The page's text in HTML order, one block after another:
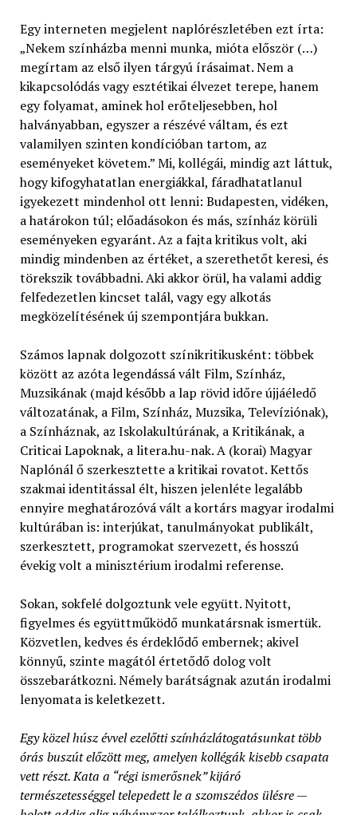
Egy interneten megjelent naplórészletében ezt írta:
„Nekem színházba menni munka, mióta először (…)
megírtam az első ilyen tárgyú írásaimat. Nem a
kikapcsolódás vagy esztétikai élvezet terepe, hanem
egy folyamat, aminek hol erőteljesebben, hol
halványabban, egyszer a részévé váltam, és ezt
valamilyen szinten kondícióban tartom, az
eseményeket követem.” Mi, kollégái, mindig azt láttuk,
hogy kifogyhatatlan energiákkal, fáradhatatlanul
igyekezett mindenhol ott lenni: Budapesten, vidéken,
a határokon túl; előadásokon és más, színház körüli
eseményeken egyaránt. Az a fajta kritikus volt, aki
mindig mindenben az értéket, a szerethetőt keresi, és
törekszik továbbadni. Aki akkor örül, ha valami addig
felfedezetlen kincset talál, vagy egy alkotás
megközelítésének új szempontjára bukkan.
Számos lapnak dolgozott színikritikusként: többek
között az azóta legendássá vált Film, Színház,
Muzsikának (majd később a lap rövid időre újjáéledő
változatának, a Film, Színház, Muzsika, Televíziónak),
a Színháznak, az Iskolakultúrának, a Kritikának, a
Criticai Lapoknak, alitera.hu-nak. A (korai) Magyar
Naplónál ő szerkesztette a kritikai rovatot. Kettős
szakmai identitással élt, hiszen jelenléte legalább
ennyire meghatározóvá vált a kortárs magyar irodalmi
kultúrában is: interjúkat, tanulmányokat publikált,
szerkesztett, programokat szervezett, és hosszú
évekig volt a minisztérium irodalmi referense.
Sokan, sokfelé dolgoztunk vele együtt. Nyitott,
figyelmes és együttműködő munkatársnak ismertük.
Közvetlen, kedves és érdeklődő embernek; akivel
könnyű, szinte magától értetődő dolog volt
összebarátkozni. Némely barátságnak azután irodalmi
lenyomata is keletkezett.
Egy közel húsz évvel ezelőtti színházlátogatásunkat több
órás buszút előzöttmeg, amelyen kollégák kisebb csapata
vett részt. Kata a “régi ismerősnek” kijáró
természetességgel telepedett le a szomszédos ülésre —